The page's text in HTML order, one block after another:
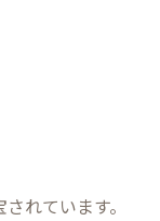
れています。